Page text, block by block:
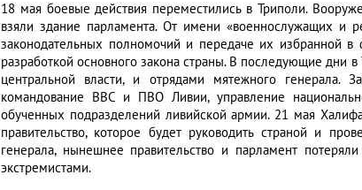
18 мая боевые действия переместились в Триполи.
взяли здание парламента. От имени «военнослужащих и
законодательных полномочий и передаче их избранной в
разработкой основного закона страны. В последующие
центральной власти, и отрядами мятежного
командование ВВС и ПВО Ливии, управление
обученных подразделений ливийской армии. 21 мая
правительство, которое будет руководить страной и
генерала, нынешнее правительство и парламент
экстремистами.